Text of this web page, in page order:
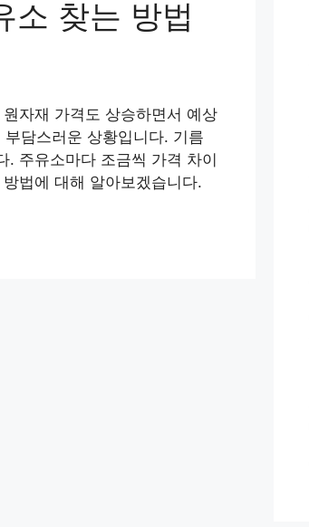
소 찾는 방법
자재 가격도 상승하면서 예상
담스러운 상황입니다. 기름
. 주유소마다 조금씩 가격 차이
법에 대해 알아보겠습니다.